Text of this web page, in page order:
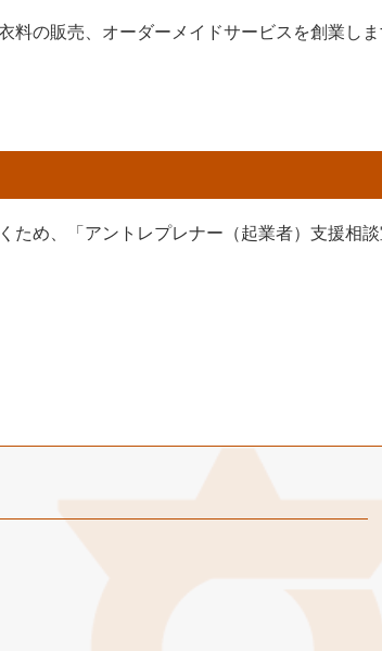
料の販売、オーダーメイドサービスを創業し
ため、「アントレプレナー（起業者）支援相